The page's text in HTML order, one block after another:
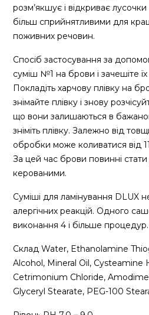
розм’якшує і відкриває лусочки
більш сприйнятливими для
поживних речовин.
Спосіб застосування за
суміш №1 на брови і зачешіте
Покладіть харчову плівку на
знімайте плівку і знову
що вони залишаються в
зніміть плівку. Залежно від
обробки може коливатися від
За цей час брови повинні
керованими.
Суміші для ламінування DLUX
алергічних реакцій. Одного
виконання 4 і більше процедур.
Склад Water, Ethanolamine
Alcohol, Mineral Oil, Cysteamine
Cetrimonium Chloride,
Glyceryl Stearate, PEG-100